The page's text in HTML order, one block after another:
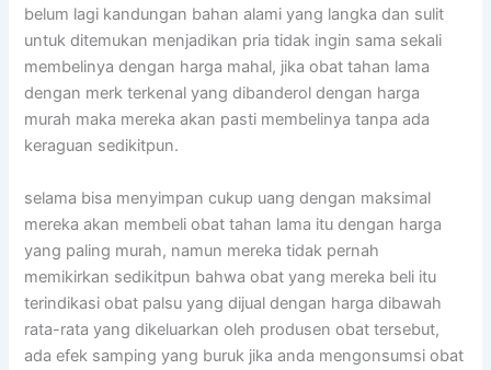
belum lagi kandungan bahan alami yang langka dan sulit
untuk ditemukan menjadikan pria tidak ingin sama sekali
membelinya dengan harga mahal, jika obat tahan lama
dengan merk terkenal yang dibanderol dengan harga
murah maka mereka akan pasti membelinya tanpa ada
keraguan sedikitpun.
selama bisa menyimpan cukup uang dengan maksimal
mereka akan membeli obat tahan lama itu dengan harga
yang paling murah, namun mereka tidak pernah
memikirkan sedikitpun bahwa obat yang mereka beli itu
terindikasi obat palsu yang dijual dengan harga dibawah
rata-rata yang dikeluarkan oleh produsen obat tersebut,
ada efek samping yang buruk jika anda mengonsumsi obat